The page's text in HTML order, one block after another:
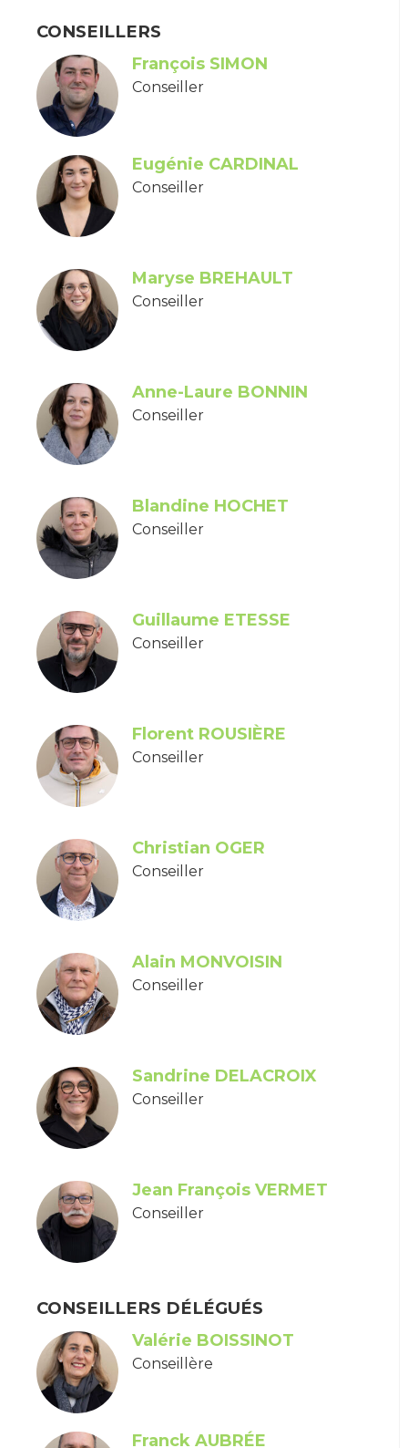
CONSEILLERS
François SIMON
Conseiller
Eugénie CARDINAL
Conseiller
Maryse BREHAULT
Conseiller
Anne-Laure BONNIN
Conseiller
Blandine HOCHET
Conseiller
Guillaume ETESSE
Conseiller
Florent ROUSIÈRE
Conseiller
Christian OGER
Conseiller
Alain MONVOISIN
Conseiller
Sandrine DELACROIX
Conseiller
Jean François VERMET
Conseiller
CONSEILLERS DÉLÉGUÉS
Valérie BOISSINOT
Conseillère
Franck AUBRÉE